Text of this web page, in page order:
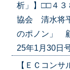
析」】□□４
協会 清水将
のポノン」
25年1月30日
【ＥＣコン